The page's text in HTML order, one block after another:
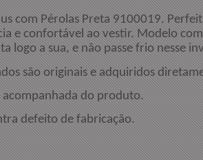
com Pérolas Preta 9100019.
e confortável ao vestir. Modelo
logo a sua, e não passe frio nesse
são originais e adquiridos
acompanhada do produto.
defeito de fabricação.